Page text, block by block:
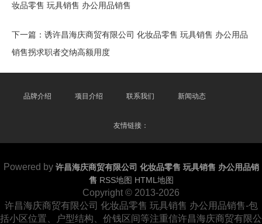
妆品零售 玩具销售 办公用品销售
下一篇： 诱许昌海庆商贸有限公司 化妆品零售 玩具销售 办公用品
销售拐求职者交纳高额用度
品牌介绍 项目介绍 联系我们 新闻动态
友情链接：
Powered by 许昌海庆商贸有限公司 化妆品零售 玩具销售 办公用品销
售 RSS地图 HTML地图
Copyright © 2013-2026
许昌海庆商贸有限公司 化妆品零售 玩具销售 办公用品销售-包
括小区位置、户型结构、价钱区间等注重信许昌海庆商贸有限公